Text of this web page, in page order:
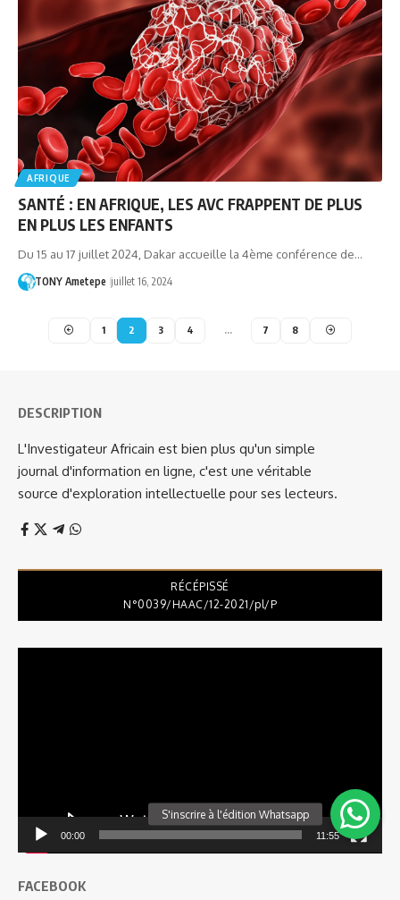
AFRIQUE
SANTÉ : EN AFRIQUE, LES AVC FRAPPENT DE PLUS
EN PLUS LES ENFANTS
Du 15 au 17 juillet 2024, Dakar accueille la 4ème conférence de…
TONY Ametepe juillet 16, 2024
1 2 3 4 … 7 8
DESCRIPTION
L'Investigateur Africain est bien plus qu'un simple
journal d'information en ligne, c'est une véritable
source d'exploration intellectuelle pour ses lecteurs.
RÉCÉPISSÉ
N°0039/HAAC/12-2021/pl/P
00:00 11:55
FACEBOOK